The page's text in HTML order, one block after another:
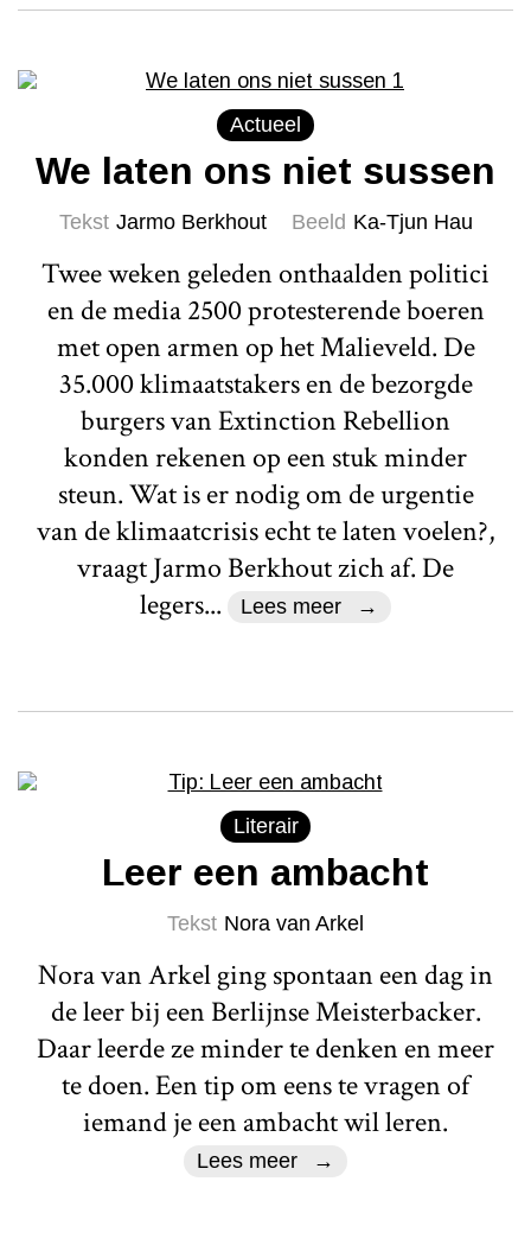
Actueel
We laten ons niet sussen
Tekst Jarmo Berkhout Beeld Ka-Tjun Hau
Twee weken geleden onthaalden politici
en de media 2500 protesterende boeren
met open armen op het Malieveld. De
35.000 klimaatstakers en de bezorgde
burgers van Extinction Rebellion
konden rekenen op een stuk minder
steun. Wat is er nodig om de urgentie
van de klimaatcrisis echt te laten voelen?,
vraagt Jarmo Berkhout zich af. De
legers...
Lees meer
Literair
Leer een ambacht
Tekst Nora van Arkel
Nora van Arkel ging spontaan een dag in
de leer bij een Berlijnse Meisterbacker.
Daar leerde ze minder te denken en meer
te doen. Een tip om eens te vragen of
iemand je een ambacht wil leren.
Lees meer